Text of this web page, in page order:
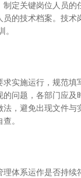
制定关键岗位人员的
的技术档案。技术
。
实施运行，规范填
的问题，各部门应及
，避免出现文件与
。
体系运作是否持续